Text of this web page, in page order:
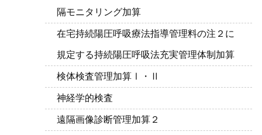
隔モニタリング加算
在宅持続陽圧呼吸療法指導管理料の注２に
規定する持続陽圧呼吸法充実管理体制加算
検体検査管理加算Ⅰ・Ⅱ
神経学的検査
遠隔画像診断管理加算２